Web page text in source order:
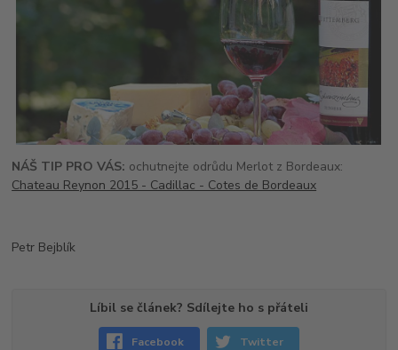
NÁŠ TIP PRO VÁS: ochutnejte odrůdu Merlot z Bordeaux:
Chateau Reynon 2015 - Cadillac - Cotes de Bordeaux
Petr Bejblík
Líbil se článek? Sdílejte ho s přáteli
Facebook Twitter